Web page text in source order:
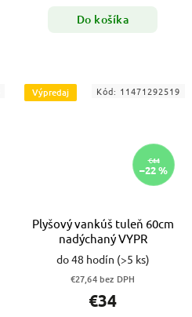
Do košíka
Výpredaj
€44
–22 %
Plyšový vankúš tuleň 60cm
nadýchaný VYPR
do 48 hodín (>5 ks)
€27,64 bez DPH
€34
Kód: 11471292519